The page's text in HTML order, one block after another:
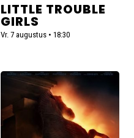
LITTLE TROUBLE
GIRLS
Vr. 7 augustus • 18:30
Lees
over
The